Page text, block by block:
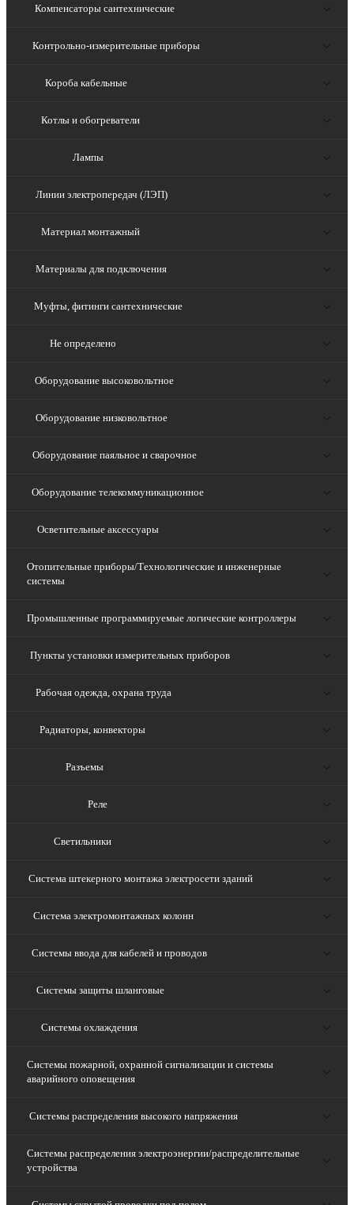
Компенсаторы сантехнические
Контрольно-измерительные приборы
Короба кабельные
Котлы и обогреватели
Лампы
Линии электропередач (ЛЭП)
Материал монтажный
Материалы для подключения
Муфты, фитинги сантехнические
Не определено
Оборудование высоковольтное
Оборудование низковольтное
Оборудование паяльное и сварочное
Оборудование телекоммуникационное
Осветительные аксессуары
Отопительные приборы/Технологические и инженерные
системы
Промышленные программируемые логические контроллеры
Пункты установки измерительных приборов
Рабочая одежда, охрана труда
Радиаторы, конвекторы
Разъемы
Реле
Светильники
Система штекерного монтажа электросети зданий
Система электромонтажных колонн
Системы ввода для кабелей и проводов
Системы защиты шланговые
Системы охлаждения
Системы пожарной, охранной сигнализации и системы
аварийного оповещения
Системы распределения высокого напряжения
Системы распределения электроэнергии/распределительные
устройства